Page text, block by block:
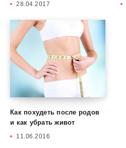
28.04.2017
Как похудеть после родов
и как убрать живот
11.06.2016